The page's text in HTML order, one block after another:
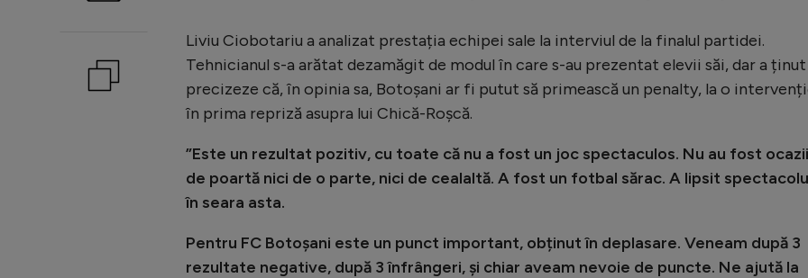
Liviu Ciobotariu a analizat prestația echipei sale la interviul de la finalul partidei.
Tehnicianul s-a arătat dezamăgit de modul în care s-au prezentat elevii săi, dar a ținut
precizeze că, în opinia sa, Botoșani ar fi putut să primească un penalty, la o
în prima repriză asupra lui Chică-Roșcă.
”Este un rezultat pozitiv, cu toate că nu a fost un joc spectaculos. Nu au fost ocazii
de poartă nici de o parte, nici de cealaltă. A fost un fotbal sărac. A lipsit
în seara asta.
Pentru FC Botoșani este un punct important, obținut în deplasare. Veneam după 3
rezultate negative, după 3 înfrângeri, și chiar aveam nevoie de puncte. Ne ajută la